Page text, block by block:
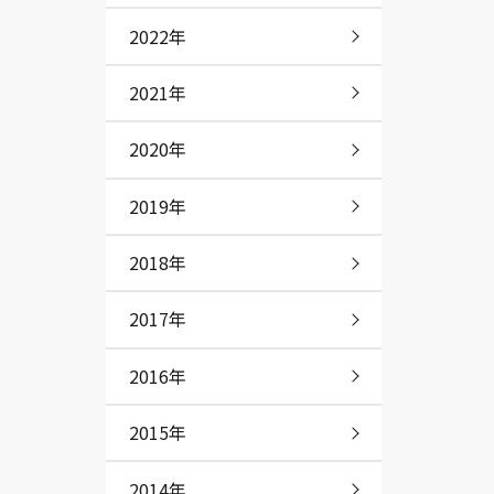
2022年
2021年
2020年
2019年
2018年
2017年
2016年
2015年